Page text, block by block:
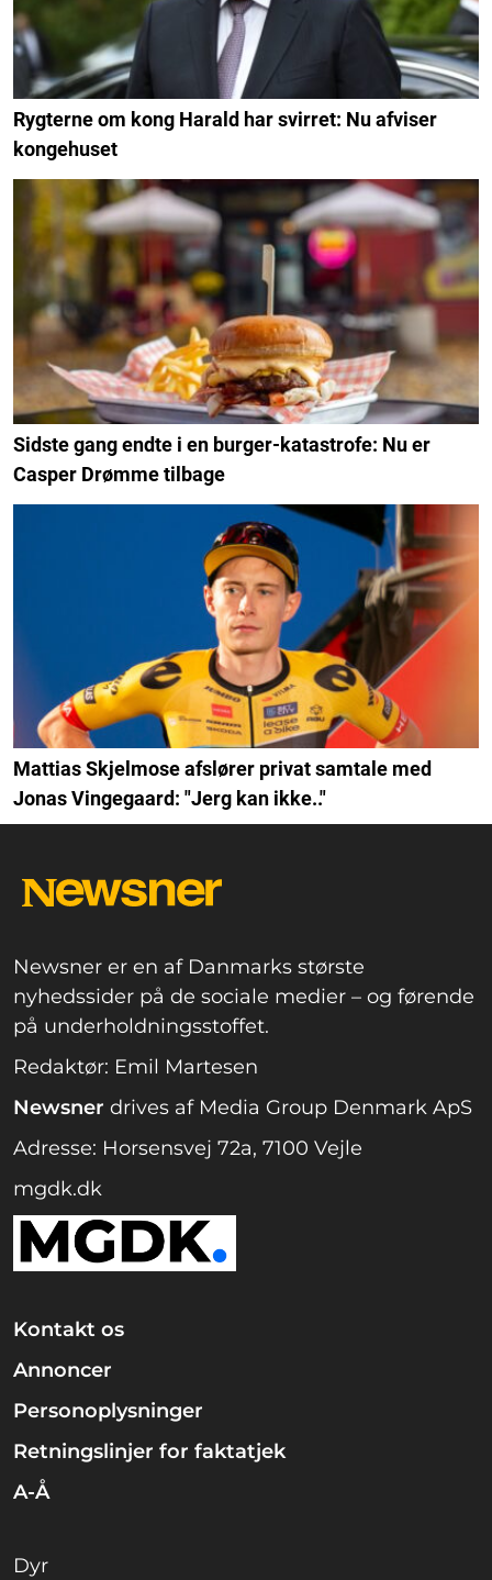
Rygterne om kong Harald har svirret: Nu afviser
kongehuset
Sidste gang endte i en burger-katastrofe: Nu er
Casper Drømme tilbage
Mattias Skjelmose afslører privat samtale med
Jonas Vingegaard: "Jerg kan ikke.."
Newsner er en af Danmarks største
nyhedssider på de sociale medier – og førende
på underholdningsstoffet.
Redaktør: Emil Martesen
Newsner drives af Media Group Denmark ApS
Adresse: Horsensvej 72a, 7100 Vejle
mgdk.dk
Kontakt os
Annoncer
Personoplysninger
Retningslinjer for faktatjek
A-Å
Dyr